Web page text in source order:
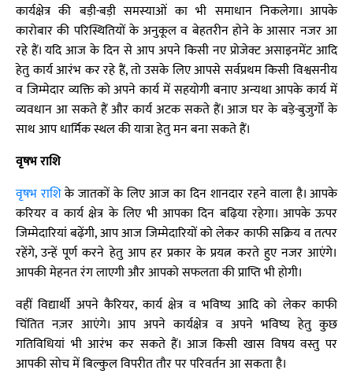
कार्यक्षेत्र की बड़ी-बड़ी समस्याओं का भी समाधान निकलेगा। आपके
कारोबार की परिस्थितियों के अनुकूल व बेहतरीन होने के आसार नजर आ
रहे हैं। यदि आज के दिन से आप अपने किसी नए प्रोजेक्ट असाइनमेंट आदि
हेतु कार्य आरंभ कर रहे हैं, तो उसके लिए आपसे सर्वप्रथम किसी विश्वसनीय
व जिम्मेदार व्यक्ति को अपने कार्य में सहयोगी बनाए अन्यथा आपके कार्य में
व्यवधान आ सकते हैं और कार्य अटक सकते हैं। आज घर के बड़े-बुजुर्गों के
साथ आप धार्मिक स्थल की यात्रा हेतु मन बना सकते हैं।
वृषभ राशि
वृषभ राशिके जातकों के लिए आज का दिन शानदार रहने वाला है। आपके
करियर व कार्य क्षेत्र के लिए भी आपका दिन बढ़िया रहेगा। आपके ऊपर
जिम्मेदारियां बढ़ेंगी, आप आज जिम्मेदारियों को लेकर काफी सक्रिय व तत्पर
रहेंगे, उन्हें पूर्ण करने हेतु आप हर प्रकार के प्रयत्न करते हुए नजर आएंगे।
आपकी मेहनत रंग लाएगी और आपको सफलता की प्राप्ति भी होगी।
वहीं विद्यार्थी अपने कैरियर, कार्य क्षेत्र व भविष्य आदि को लेकर काफी
चिंतित नज़र आएंगे। आप अपने कार्यक्षेत्र व अपने भविष्य हेतु कुछ
गतिविधियां भी आरंभ कर सकते हैं। आज किसी खास विषय वस्तु पर
आपकी सोच में बिल्कुल विपरीत तौर पर परिवर्तन आ सकता है।